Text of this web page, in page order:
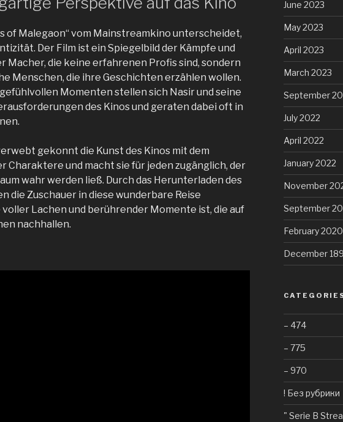
of Malegaon“ vom Mainstreamkino unterscheidet,
Der Film ist ein Spiegelbild der Kämpfe und
Macher, die keine erfahrenen Profis sind, sondern
Menschen, die ihre Geschichten erzählen wollen.
Momenten stellen sich Nasir und seine
des Kinos und geraten dabei oft in
gekonnt die Kunst des Kinos mit dem
Charaktere und macht sie für jeden zugänglich, der
wahr werden ließ. Durch das Herunterladen des
die Zuschauer in diese wunderbare Reise
Lachen und berührender Momente ist, die auf
nachhallen.
June 2023
May 2023
April 2023
March 2023
September
July 2022
April 2022
January 2022
November
September
February 2020
December
– 474
– 775
– 970
! Без рубрики
"️ Serie B